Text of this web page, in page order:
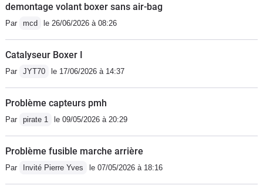
demontage volant boxer sans air-bag
Par mcd le 26/06/2026 à 08:26
Catalyseur Boxer I
Par JYT70 le 17/06/2026 à 14:37
Problème capteurs pmh
Par pirate 1 le 09/05/2026 à 20:29
Problème fusible marche arrière
Par Invité Pierre Yves le 07/05/2026 à 18:16